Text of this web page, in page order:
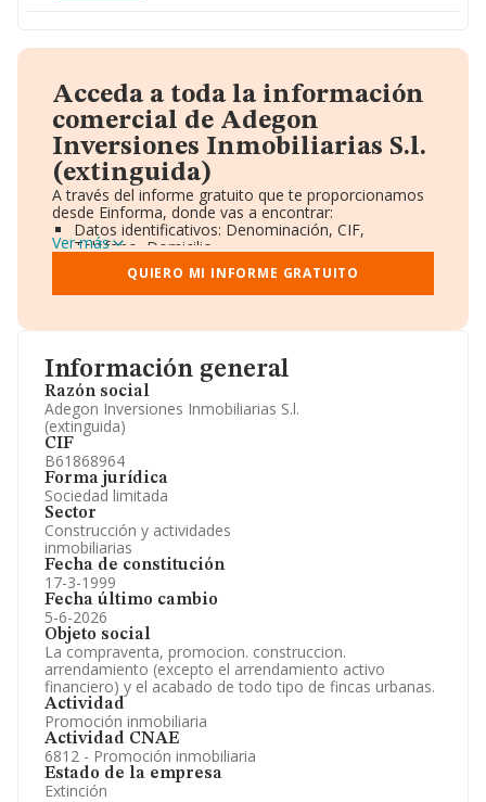
Información general
Razón social
Adegon Inversiones Inmobiliarias S.l.
(extinguida)
CIF
B61868964
Forma jurídica
Sociedad limitada
Sector
Construcción y actividades
inmobiliarias
Fecha de constitución
17-3-1999
Fecha último cambio
5-6-2026
Objeto social
La compraventa, promocion. construccion.
arrendamiento (excepto el arrendamiento activo
financiero) y el acabado de todo tipo de fincas urbanas.
Actividad
Promoción inmobiliaria
Actividad CNAE
6812 - Promoción inmobiliaria
Estado de la empresa
Extinción
Acceda a toda la información
comercial de Adegon
Inversiones Inmobiliarias S.l.
(extinguida)
A través del informe gratuito que te proporcionamos
desde Einforma, donde vas a encontrar:
Datos identificativos: Denominación, CIF,
Teléfono, Domicilio.
Informe Mercantil Completo (BORME).
Gráficos de Evolución Ventas y Empleados.
Consejo de Administración y Administradores.
Accionistas.
Artículos de prensa publicados sobre la empresa.
Información oficial y registral complementaria.
Ver más
QUIERO MI INFORME GRATUITO